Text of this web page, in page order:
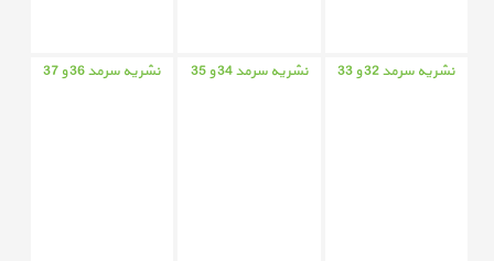
نشریه سرمد 32 و 33 نشریه سرمد 34 و 35 نشریه سرمد 36 و 37